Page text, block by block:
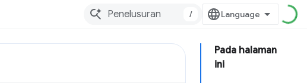
/
Pada halaman
ini